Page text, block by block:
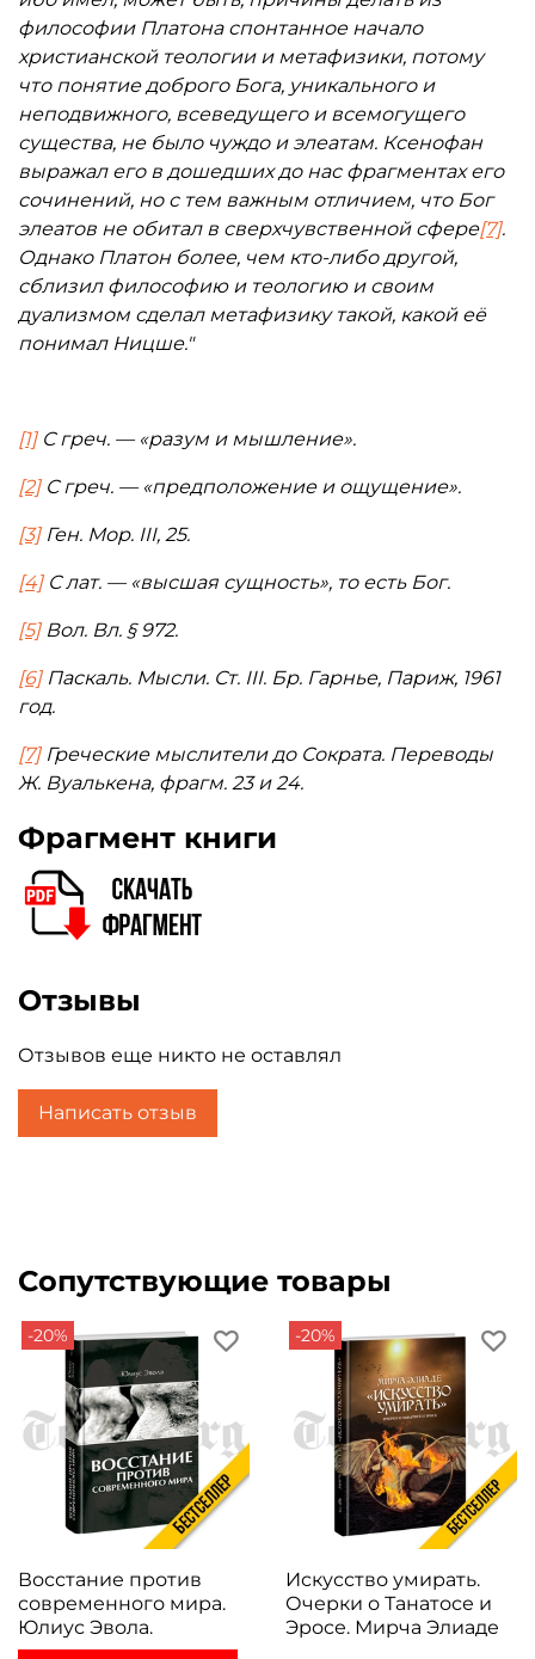
философии Платона спонтанное начало
христианской теологии и метафизики, потому
что понятие доброго Бога, уникального и
неподвижного, всеведущего и всемогущего
существа, не было чуждо и элеатам. Ксенофан
выражал его в дошедших до нас фрагментах его
сочинений, но с тем важным отличием, что Бог
элеатов не обитал в сверхчувственной сфере[7].
Однако Платон более, чем кто-либо другой,
сблизил философию и теологию и своим
дуализмом сделал метафизику такой, какой её
понимал Ницше."
[1]С греч. — «разум и мышление».
[2]С греч. — «предположение и ощущение».
[3]Ген. Мор. III, 25.
[4]С лат. — «высшая сущность», то есть Бог.
[5]Вол. Вл. § 972.
[6]Паскаль. Мысли. Ст. III. Бр. Гарнье, Париж, 1961
год.
[7]Греческие мыслители до Сократа. Переводы
Ж. Вуалькена, фрагм. 23 и 24.
Фрагмент книги
Отзывы
Отзывов еще никто не оставлял
Написать отзыв
Сопутствующие товары
-20%
Восстание против
современного мира.
Юлиус Эвола.
-20%
Искусство умирать.
Очерки о Танатосе и
Эросе. Мирча Элиаде